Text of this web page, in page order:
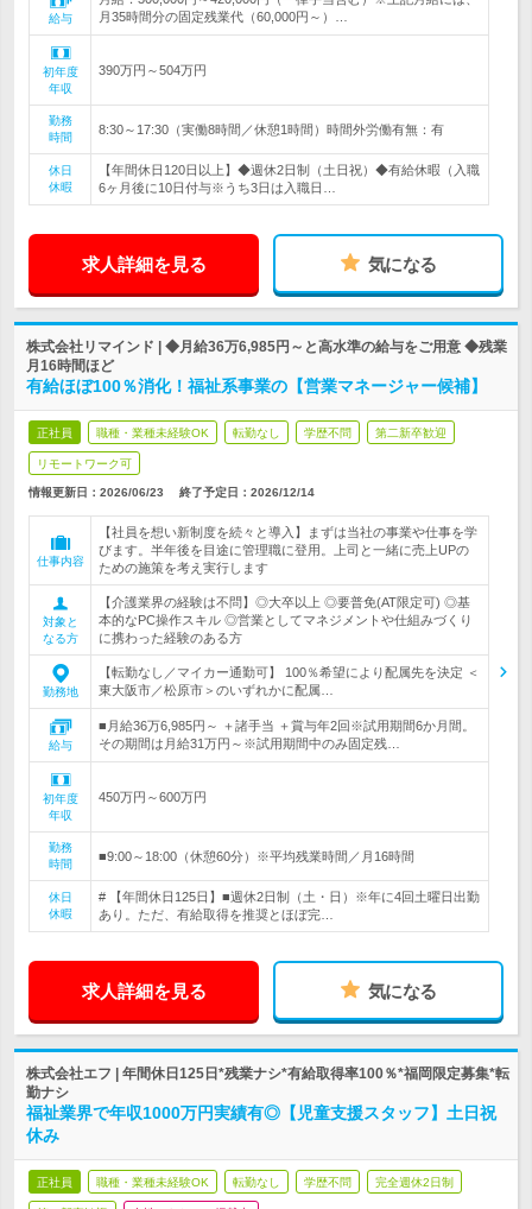
給与
月35時間分の固定残業代（60,000円～）…
初年度
年収
390万円～504万円
勤務
時間
8:30～17:30（実働8時間／休憩1時間）時間外労働有無：有
休日
休暇
【年間休日120日以上】◆週休2日制（土日祝）◆有給休暇（入職
6ヶ月後に10日付与※うち3日は入職日…
求人詳細を見る 気になる
株式会社リマインド | ◆月給36万6,985円～と高水準の給与をご用意 ◆残業
月16時間ほど
有給ほぼ100％消化！福祉系事業の【営業マネージャー候補】
正社員 職種・業種未経験OK 転勤なし 学歴不問 第二新卒歓迎
リモートワーク可
情報更新日：2026/06/23 終了予定日： 2026/12/14
仕事内容
【社員を想い新制度を続々と導入】まずは当社の事業や仕事を学
びます。半年後を目途に管理職に登用。上司と一緒に売上UPの
ための施策を考え実行します
対象と
なる方
【介護業界の経験は不問】◎大卒以上 ◎要普免(AT限定可) ◎基
本的なPC操作スキル ◎営業としてマネジメントや仕組みづくり
に携わった経験のある方
勤務地
【転勤なし／マイカー通勤可】 100％希望により配属先を決定 ＜
東大阪市／松原市＞のいずれかに配属…
給与
■月給36万6,985円～ ＋諸手当 ＋賞与年2回※試用期間6か月間。
その期間は月給31万円～※試用期間中のみ固定残…
初年度
年収
450万円～600万円
勤務
時間
■9:00～18:00（休憩60分）※平均残業時間／月16時間
休日
休暇
# 【年間休日125日】■週休2日制（土・日）※年に4回土曜日出勤
あり。ただ、有給取得を推奨とほぼ完…
求人詳細を見る 気になる
株式会社エフ | 年間休日125日*残業ナシ*有給取得率100％*福岡限定募集*転
勤ナシ
福祉業界で年収1000万円実績有◎【児童支援スタッフ】土日祝
休み
正社員 職種・業種未経験OK 転勤なし 学歴不問 完全週休2日制